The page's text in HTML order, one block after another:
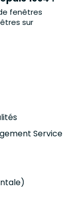
fenêtres
sur
Service